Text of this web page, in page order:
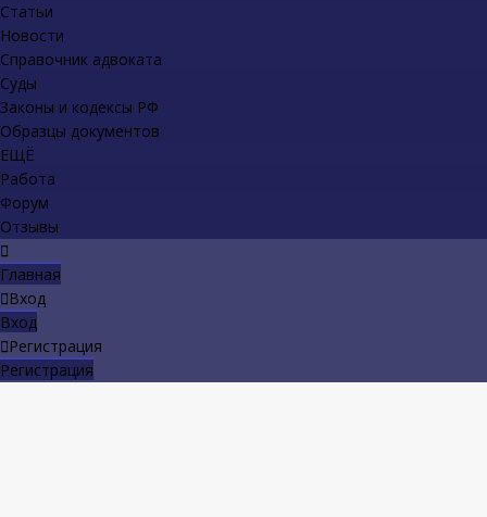
Статьи
Новости
Справочник адвоката
Суды
Законы и кодексы РФ
Образцы документов
ЕЩЁ
Работа
Форум
Отзывы
Главная
Вход
Вход
Регистрация
Регистрация